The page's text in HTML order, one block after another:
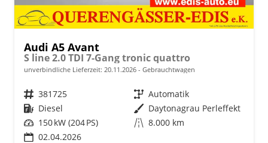
Audi A5 Avant
S line 2.0 TDI 7-Gang tronic quattro
unverbindliche Lieferzeit: 20.11.2026 Gebrauchtwagen
Fahrzeugnr. 381725 Getriebe Automatik
Kraftstoff Diesel Außenfarbe Daytonagrau Perleffekt
Leistung 150 kW (204 PS) Kilometerstand 8.000 km
02.04.2026